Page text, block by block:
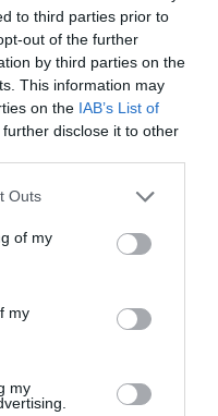
to third parties prior to
out of the further
by third parties on the
This information may
on the IAB’s List of
disclose it to other
Outs
of my
my
my
3.8/10
e ci hanno dato due suite
ci hanno fatto capire che la
/10